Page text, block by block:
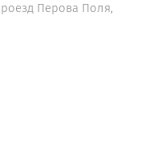
Перова Поля,